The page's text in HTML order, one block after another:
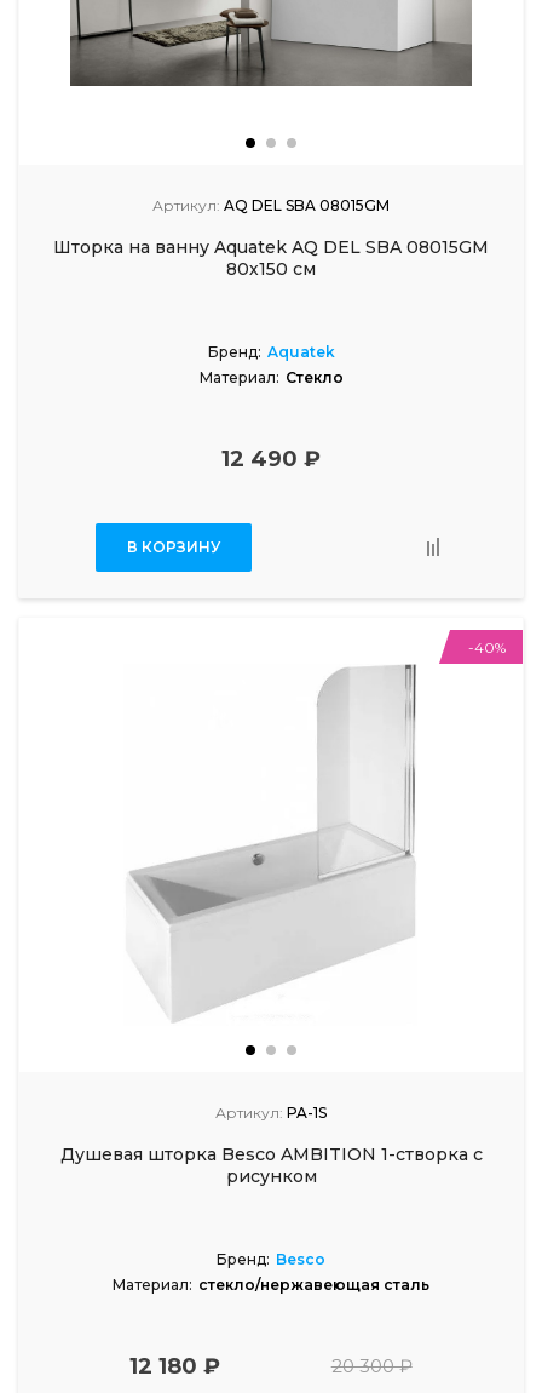
Артикул: AQ DEL SBA 08015GM
Шторка на ванну Aquatek AQ DEL SBA 08015GM
80х150 см
Бренд: Aquatek
Материал: Стекло
12 490 ₽
В КОРЗИНУ
-40%
Артикул: PA-1S
Душевая шторка Besco AMBITION 1-створка с
рисунком
Бренд: Besco
Материал: стекло/нержавеющая сталь
12 180 ₽ 20 300 ₽